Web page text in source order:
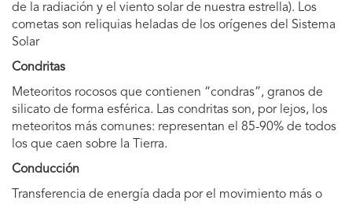
de la radiación y el viento solar de nuestra estrella). Los
cometas son reliquias heladas de los orígenes del Sistema
Solar
Condritas
Meteoritos rocosos que contienen “condras”, granos de
silicato de forma esférica. Las condritas son, por lejos, los
meteoritos más comunes: representan el 85-90% de todos
los que caen sobre la Tierra.
Conducción
Transferencia de energía dada por el movimiento más o